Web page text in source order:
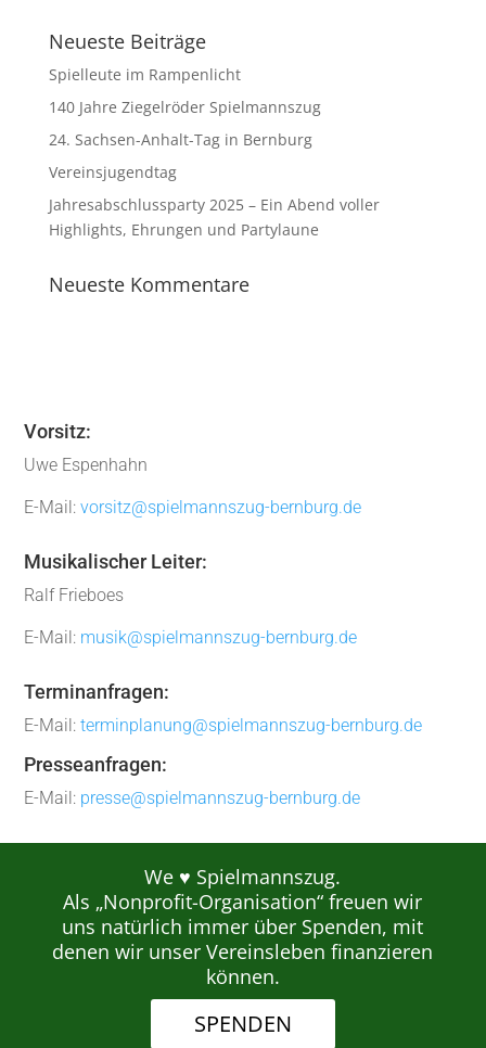
Neueste Beiträge
Spielleute im Rampenlicht
140 Jahre Ziegelröder Spielmannszug
24. Sachsen-Anhalt-Tag in Bernburg
Vereinsjugendtag
Jahresabschlussparty 2025 – Ein Abend voller
Highlights, Ehrungen und Partylaune
Neueste Kommentare
Vorsitz:
Uwe Espenhahn
E-Mail:vorsitz@spielmannszug-bernburg.de
Musikalischer Leiter:
Ralf Frieboes
E-Mail: musik@spielmannszug-bernburg.de
Terminanfragen:
E-Mail:terminplanung@spielmannszug-bernburg.de
Presseanfragen:
E-Mail: presse@spielmannszug-bernburg.de
We ♥ Spielmannszug.
Als „Nonprofit-Organisation“ freuen wir
uns natürlich immer über Spenden, mit
denen wir unser Vereinsleben finanzieren
können.
SPENDEN